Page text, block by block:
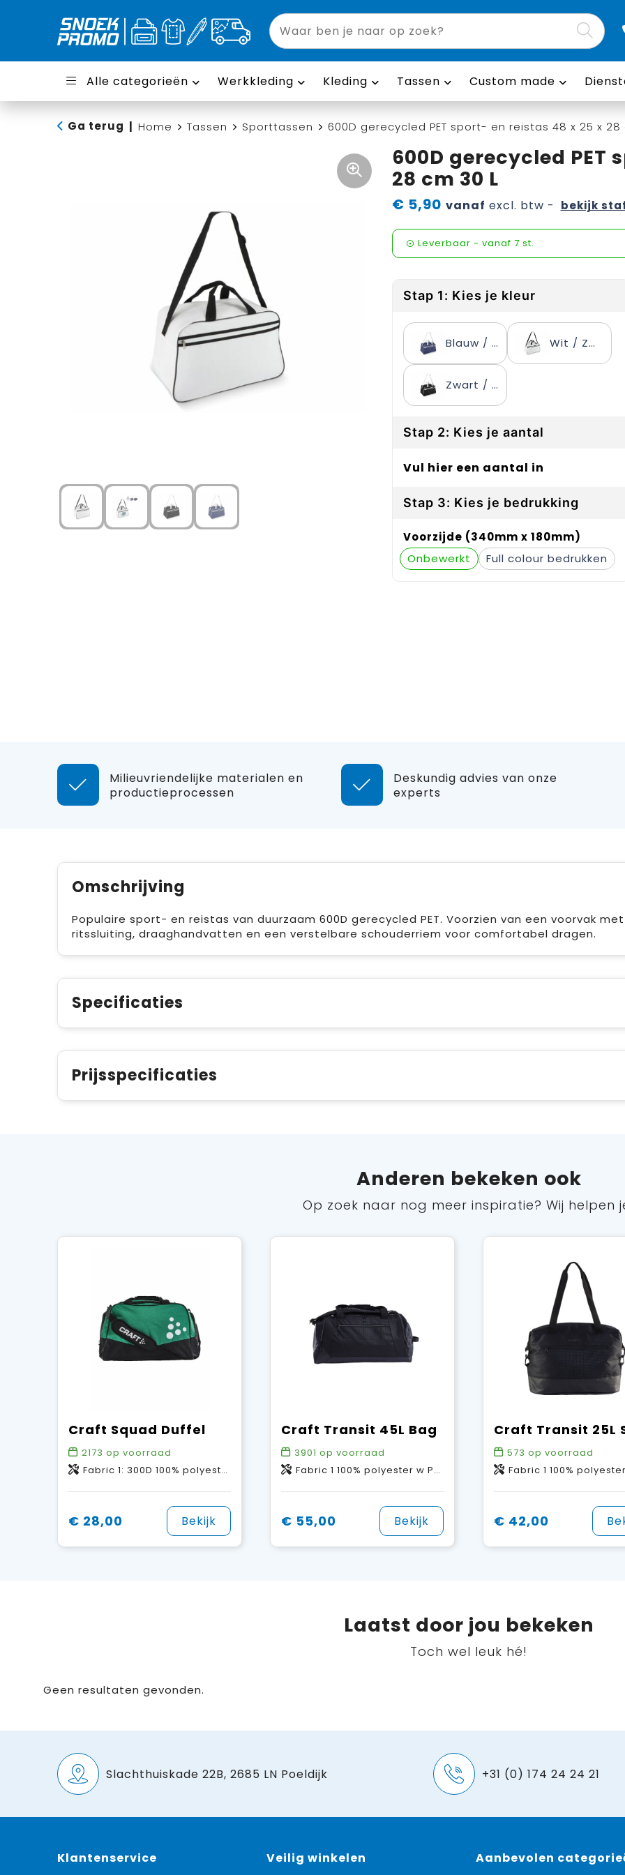
Alle categorieën Werkkleding Kleding Tassen Custom made
Ga terug Home Tassen Sporttassen 600D gerecycled PET sport- en reistas 48 x 25 x 28
600D gerecycled PET
28 cm 30 L
€ 5,90 vanaf excl. btw - bekijk
Leverbaar - vanaf 7 st.
Stap 1: Kies je kleur
Blauw / Wit Wit / Zwart
Zwart / Wit
Stap 2: Kies je aantal
Vul hier een aantal in
Stap 3: Kies je bedrukking
Voorzijde (340mm x 180mm)
Onbewerkt
Full colour
Milieuvriendelijke materialen en
productieprocessen
Deskundig advies van onze
experts
Omschrijving
Populaire sport- en reistas van duurzaam 600D gerecycled PET. Voorzien van een voorvak met
ritssluiting, draaghandvatten en een verstelbare schouderriem voor comfortabel dragen.
Specificaties
Prijsspecificaties
Anderen bekeken ook
Op zoek naar nog meer inspiratie? Wij helpen
Craft Squad Duffel
2173 op voorraad
Fabric 1: 300D 100% polyester PU backing. Fabric 2: 600D 100% polyester PU backing. Fabric 3: 210D 100% polyester PU backing.
€ 28,00 Bekijk
Craft Transit 45L Bag
3901 op voorraad
Fabric 1 100% polyester w PU coating. Fabric 2: 100% polyester w PU coating. Fabric 3: 100% polyester w PU coating.
€ 55,00 Bekijk
573 op voorraad
Fabric 1 100% polyester w PU coating. Fabric 2: 100% polyester w PU coating. Fabric 3: 100%
€ 42,00
Laatst door jou bekeken
Toch wel leuk hé!
Geen resultaten gevonden.
Slachthuiskade 22B, 2685 LN Poeldijk +31 (0) 174 24 24 21
Klantenservice Veilig winkelen Aanbevolen